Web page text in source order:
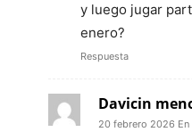
y luego jugar
enero?
Respuesta
Davicin
20 febrero 2026 En